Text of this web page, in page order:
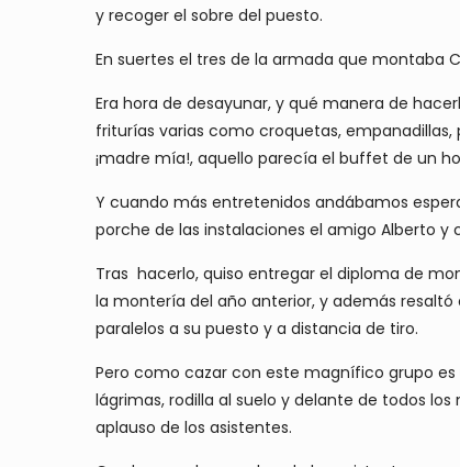
y recoger el sobre del puesto.
En suertes el tres de la armada que montaba
Era hora de desayunar, y qué manera de
friturías varias como croquetas, empanadillas,
¡madre mía!, aquello parecía el buffet de un
Y cuando más entretenidos andábamos
porche de las instalaciones el amigo Alberto
Tras hacerlo, quiso entregar el diploma de
la montería del año anterior, y además
paralelos a su puesto y a distancia de tiro.
Pero como cazar con este magnífico grupo
lágrimas, rodilla al suelo y delante de todos
aplauso de los asistentes.